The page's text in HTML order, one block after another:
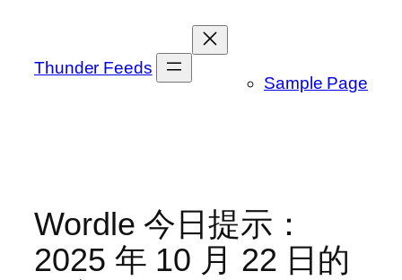
Thunder Feeds
Sample Page
Wordle 今日提示：
2025 年 10 月 22 日的